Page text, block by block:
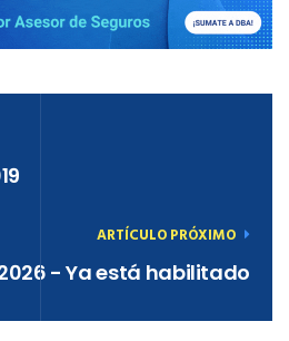
ARTÍCULO PRÓXIMO
2026 - Ya está habilitado